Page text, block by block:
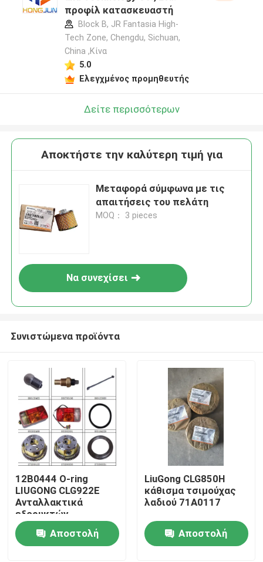
Αρχική Σελίδα
Προϊόντα
προφίλ κατασκευαστή
Block B, JR Fantasia High-
Tech Zone, Chengdu, Sichuan,
China ,Κίνα
5.0
Ελεγχμένος προμηθευτής
Δείτε περισσότερων
Αποκτήστε την καλύτερη τιμή για
Μεταφορά σύμφωνα με τις
απαιτήσεις του πελάτη
MOQ： 3 pieces
Να συνεχίσει
Συνιστώμενα προϊόντα
12Β0444 Ο-ring
LIUGONG CLG922E
Ανταλλακτικά
εξορυκτών
Αποστολή
LiuGong CLG850H
κάθισμα τσιμούχας
λαδιού 71A0117
Αποστολή